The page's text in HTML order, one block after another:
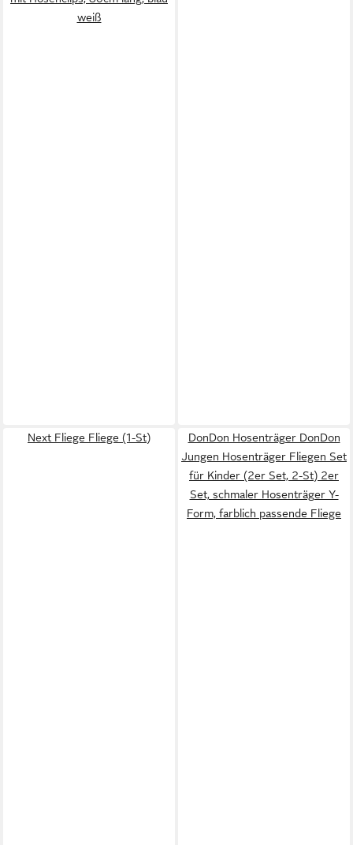
weiß
Next Fliege Fliege (1-St)
DonDon Hosenträger DonDon
Jungen Hosenträger Fliegen Set
für Kinder (2er Set, 2-St) 2er
Set, schmaler Hosenträger Y-
Form, farblich passende Fliege